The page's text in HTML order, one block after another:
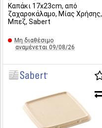
Καπάκι 17x23cm, από
ζαχαροκάλαμο, Μίας Χρήσης,
Μπεζ, Sabert
Μη διαθέσιμο
αναμένεται 09/08/26